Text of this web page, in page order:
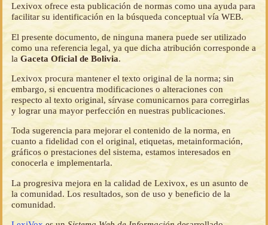
Lexivox ofrece esta publicación de normas como una ayuda para
facilitar su identificación en la búsqueda conceptual vía WEB.
El presente documento, de ninguna manera puede ser utilizado
como una referencia legal, ya que dicha atribución corresponde a
laGaceta Oficial de Bolivia.
Lexivox procura mantener el texto original de la norma; sin
embargo, si encuentra modificaciones o alteraciones con
respecto al texto original, sírvase comunicarnos para corregirlas
y lograr una mayor perfección en nuestras publicaciones.
Toda sugerencia para mejorar el contenido de la norma, en
cuanto a fidelidad con el original, etiquetas, metainformación,
gráficos o prestaciones del sistema, estamos interesados en
conocerla e implementarla.
La progresiva mejora en la calidad de Lexivox, es un asunto de
la comunidad. Los resultados, son de uso y beneficio de la
comunidad.